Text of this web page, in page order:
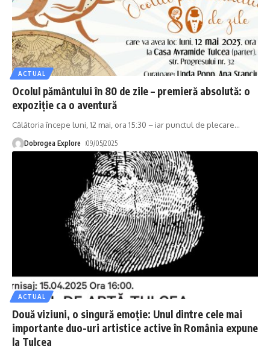
ACTUAL
Ocolul pământului în 80 de zile – premieră absolută: o
expoziție ca o aventură
Călătoria începe luni, 12 mai, ora 15:30 – iar punctul de plecare…
Dobrogea Explore 09/05/2025
ACTUAL
Două viziuni, o singură emoție: Unul dintre cele mai
importante duo-uri artistice active în România expune
la Tulcea